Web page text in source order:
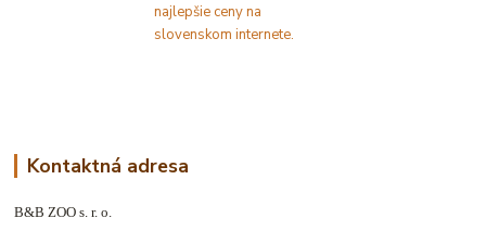
Kontaktná adresa
B&B ZOO s. r. o.